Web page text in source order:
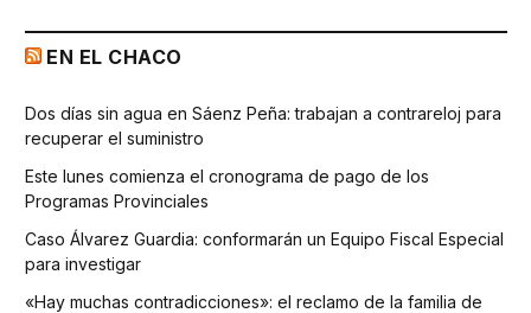
EN EL CHACO
Dos días sin agua en Sáenz Peña: trabajan a contrareloj para
recuperar el suministro
Este lunes comienza el cronograma de pago de los
Programas Provinciales
Caso Álvarez Guardia: conformarán un Equipo Fiscal Especial
para investigar
«Hay muchas contradicciones»: el reclamo de la familia de